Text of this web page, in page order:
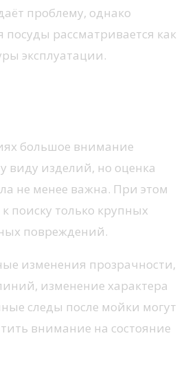
проблему, однако
посуды рассматривается как
эксплуатации.
большое внимание
виду изделий, но оценка
не менее важна. При этом
поиску только крупных
повреждений.
изменения прозрачности,
изменение характера
следы после мойки могут
внимание на состояние